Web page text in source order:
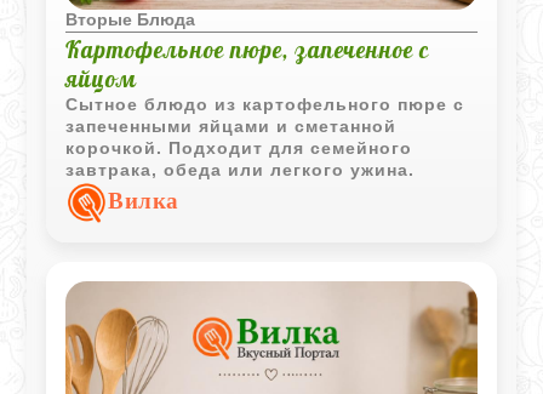
Вторые Блюда
Картофельное пюре, запеченное с
яйцом
Сытное блюдо из картофельного пюре с
запеченными яйцами и сметанной
корочкой. Подходит для семейного
завтрака, обеда или легкого ужина.
Вилка